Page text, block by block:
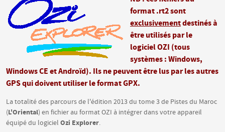
format .rt2 sont
exclusivementdestinés à
être utilisés par le
logiciel OZI (tous
systèmes : Windows,
Windows CE et Androïd). Ils ne peuvent être lus par les autres
GPS qui doivent utiliser le format GPX.
La totalité des parcours de l'édition 2013 du tome 3 de Pistes du Maroc
(L'Oriental) en fichier au format OZI à intégrer dans votre appareil
équipé du logiciel Ozi Explorer.